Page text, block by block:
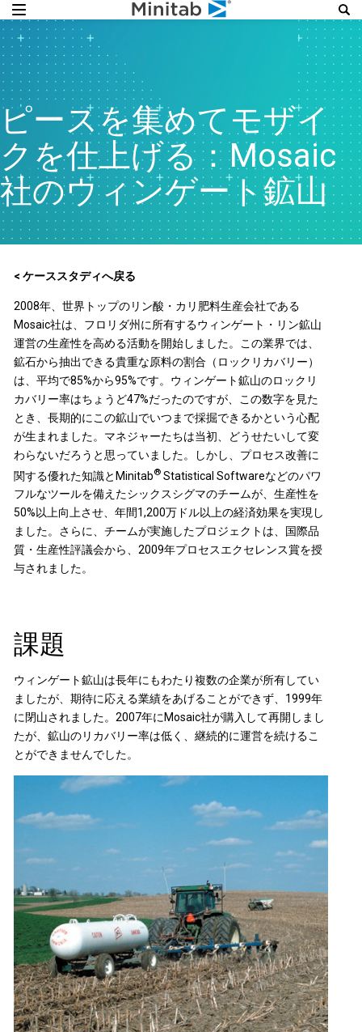
ピースを集めてモザイ
クを仕上げる：Mosaic
社のウィンゲート鉱山
< ケーススタディへ戻る
2008年、世界トップのリン酸・カリ肥料生産会社である
Mosaic社は、フロリダ州に所有するウィンゲート・リン鉱山
運営の生産性を高める活動を開始しました。この業界では、
鉱石から抽出できる貴重な原料の割合（ロックリカバリー）
は、平均で85%から95%です。ウィンゲート鉱山のロックリ
カバリー率はちょうど47%だったのですが、この数字を見た
とき、長期的にこの鉱山でいつまで採掘できるかという心配
が生まれました。マネジャーたちは当初、どうせたいして変
わらないだろうと思っていました。しかし、プロセス改善に
関する優れた知識とMinitab®Statistical Softwareなどのパワ
フルなツールを備えたシックスシグマのチームが、生産性を
50%以上向上させ、年間1,200万ドル以上の経済効果を実現し
ました。さらに、チームが実施したプロジェクトは、国際品
質・生産性評議会から、2009年プロセスエクセレンス賞を授
与されました。
課題
ウィンゲート鉱山は長年にもわたり複数の企業が所有してい
ましたが、期待に応える業績をあげることができず、1999年
に閉山されました。2007年にMosaic社が購入して再開しまし
たが、鉱山のリカバリー率は低く、継続的に運営を続けるこ
とができませんでした。